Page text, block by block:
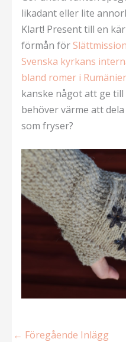
likadant eller lite
Klart! Present till en
förmån för
Svenska kyrkans
bland romer i
kanske något att ge
behöver värme att
som fryser?
← Föregående Inlägg